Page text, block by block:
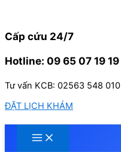
nội
Cấp cứu 24/7
Hotline: 09 65 07 19 19
Tư vấn KCB: 02563 548 010
ĐẶT LỊCH KHÁM